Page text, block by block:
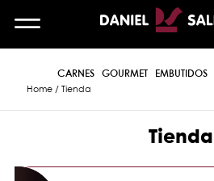
CARNES GOURMET EMBUTIDOS
Home/ Tienda
Tienda